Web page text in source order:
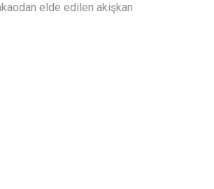
elde edilen akişkan